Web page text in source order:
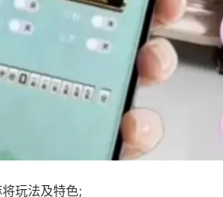
玩法及特色;